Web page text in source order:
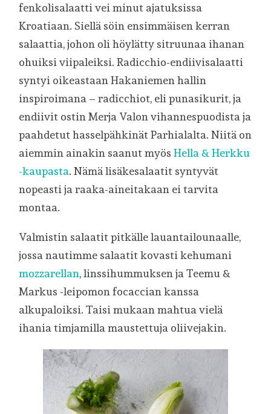
fenkolisalaatti vei minut ajatuksissa
Kroatiaan. Siellä söin ensimmäisen kerran
salaattia, johon oli höylätty sitruunaa ihanan
ohuiksi viipaleiksi. Radicchio-endiivisalaatti
syntyi oikeastaan Hakaniemen hallin
inspiroimana – radicchiot, eli punasikurit, ja
endiivit ostin Merja Valon vihannespuodista ja
paahdetut hasselpähkinät Parhialalta. Niitä on
aiemmin ainakin saanut myösHella & Herkku
-kaupasta. Nämä lisäkesalaatit syntyvät
nopeasti ja raaka-aineitakaan ei tarvita
montaa.
Valmistin salaatit pitkälle lauantailounaalle,
jossa nautimme salaatit kovasti kehumani
mozzarellan, linssihummuksen ja Teemu &
Markus -leipomon focaccian kanssa
alkupaloiksi. Taisi mukaan mahtua vielä
ihania timjamilla maustettuja oliivejakin.